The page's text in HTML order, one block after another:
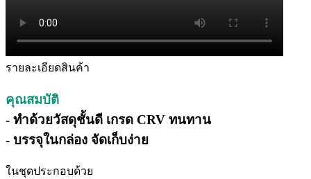
รายละเอียดสินค้า
คุณสมบัติ
- ทำด้วยวัสดุชั้นดี เกรด CRV ทนทาน
- บรรจุในกล่อง จัดเก็บง่าย
ในชุดประกอบด้วย